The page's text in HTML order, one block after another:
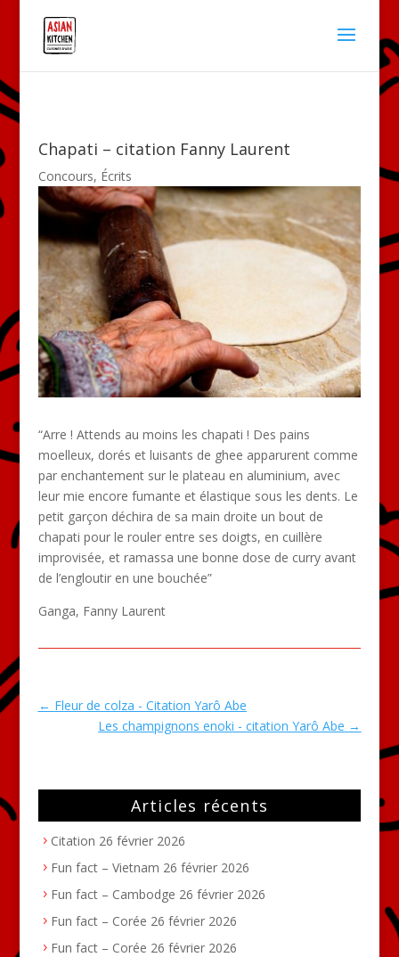
Chapati – citation Fanny Laurent
Concours, Écrits
“Arre ! Attends au moins les chapati ! Des pains
moelleux, dorés et luisants de ghee apparurent comme
par enchantement sur le plateau en aluminium, avec
leur mie encore fumante et élastique sous les dents. Le
petit garçon déchira de sa main droite un bout de
chapati pour le rouler entre ses doigts, en cuillère
improvisée, et ramassa une bonne dose de curry avant
de l’engloutir en une bouchée”
Ganga, Fanny Laurent
← Fleur de colza - Citation Yarô Abe
Les champignons enoki - citation Yarô Abe →
Articles récents
Citation 26 février 2026
Fun fact – Vietnam 26 février 2026
Fun fact – Cambodge 26 février 2026
Fun fact – Corée 26 février 2026
Fun fact – Corée 26 février 2026